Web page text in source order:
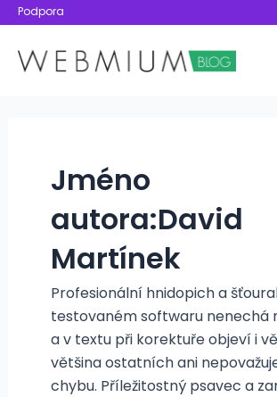
Přeskočit
obsah
Podpora
Jméno
autora:David
Martínek
Profesionální hnidopich a
testovaném softwaru nenechá
a v textu při korektuře objeví i
většina ostatních ani
chybu. Příležitostný psavec a